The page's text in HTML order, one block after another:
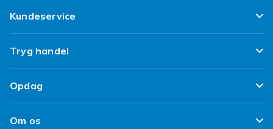
Kundeservice
Ofte stillede spørgsmål
Spor min pakke
Levering
Fortryd & returner her
Tryg handel
Tilfredshedsgaranti
Kundeanmeldelser
Opdag
Top 100 fund
Om os